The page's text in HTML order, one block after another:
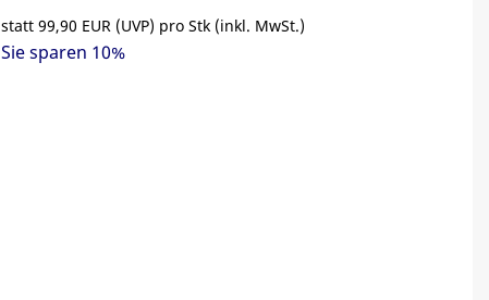
statt99,90 EUR (UVP) pro Stk (inkl. MwSt.)
Sie sparen 10%